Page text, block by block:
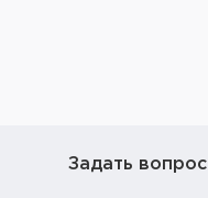
Задать вопрос